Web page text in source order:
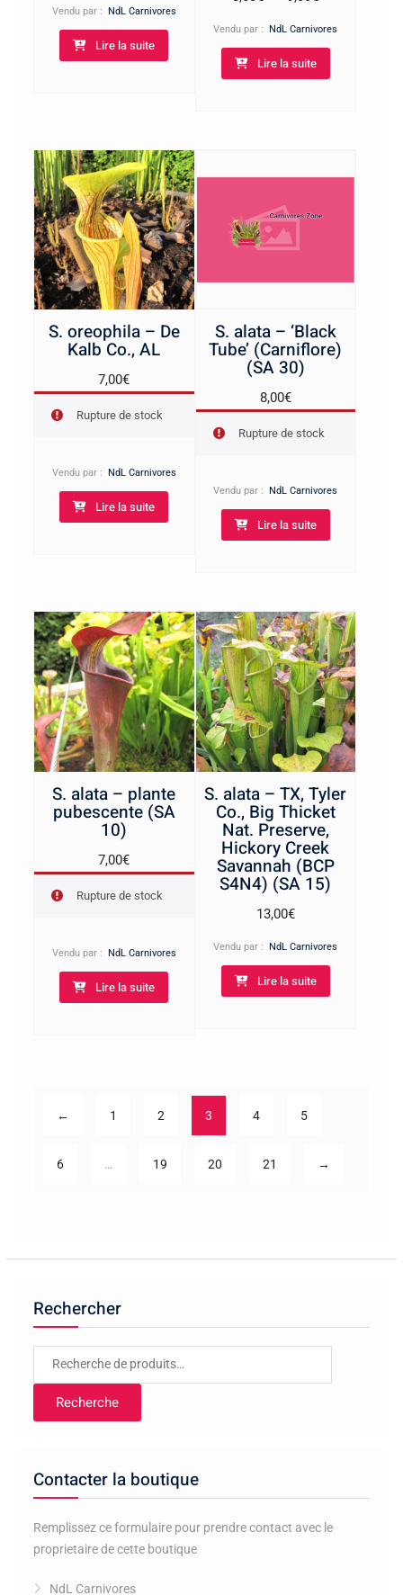
Vendu par : NdL Carnivores
Lire la suite
Vendu par :NdL Carnivores
Lire la suite
S. oreophila – De
Kalb Co., AL
7,00€
Rupture de stock
Vendu par : NdL Carnivores
Lire la suite
S. alata – ‘Black
Tube’ (Carniflore)
(SA 30)
8,00€
Rupture de stock
Vendu par : NdL Carnivores
Lire la suite
S. alata – plante
pubescente (SA
10)
7,00€
Rupture de stock
Vendu par : NdL Carnivores
Lire la suite
S. alata – TX, Tyler
Co., Big Thicket
Nat. Preserve,
Hickory Creek
Savannah (BCP
S4N4) (SA 15)
13,00€
Vendu par : NdL Carnivores
Lire la suite
← 1 2 3 4 5
6 … 19 20 21 →
Rechercher
Recherche
Recherche
Contacter la boutique
Remplissez ce formulaire pour prendre contact avec le
proprietaire de cette boutique
NdL Carnivores